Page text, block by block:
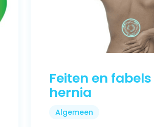
Feiten en
hernia
Algemeen